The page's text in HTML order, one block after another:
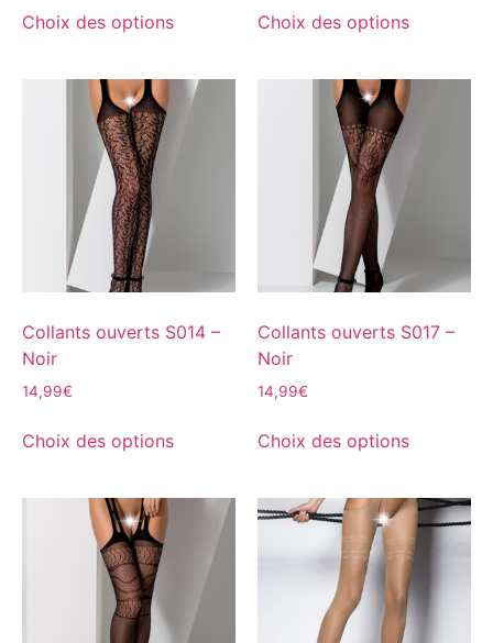
Choix des options Choix des options
Collants ouverts S014 –
Noir
14,99€
Choix des options
Collants ouverts S017 –
Noir
14,99€
Choix des options